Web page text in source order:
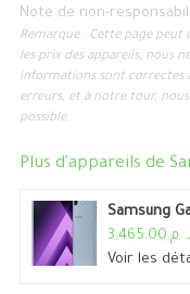
Note de non-
Remarque : Cette page
les prix des appareils, nous
informations sont correctes
erreurs, et à notre tour,
possible.
Plus d'appareils de
Samsung
Voir les